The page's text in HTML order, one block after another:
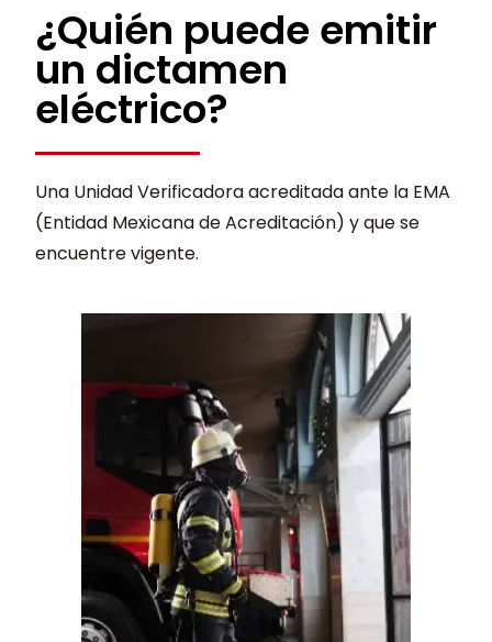
¿Quién puede emitir
un dictamen
eléctrico?
Una Unidad Verificadora acreditada ante la EMA
(Entidad Mexicana de Acreditación) y que se
encuentre vigente.